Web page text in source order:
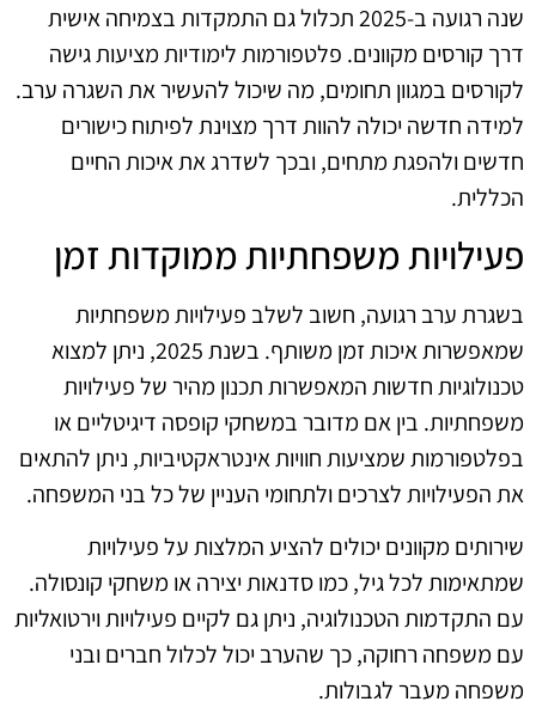
שנה רגועה ב-2025 תכלול גם התמקדות בצמיחה אישית
דרך קורסים מקוונים. פלטפורמות לימודיות מציעות גישה
לקורסים במגוון תחומים, מה שיכול להעשיר את השגרה ערב.
למידה חדשה יכולה להוות דרך מצוינת לפיתוח כישורים
חדשים ולהפגת מתחים, ובכך לשדרג את איכות החיים
הכללית.
פעילויות משפחתיות ממוקדות זמן
בשגרת ערב רגועה, חשוב לשלב פעילויות משפחתיות
שמאפשרות איכות זמן משותף. בשנת 2025, ניתן למצוא
טכנולוגיות חדשות המאפשרות תכנון מהיר של פעילויות
משפחתיות. בין אם מדובר במשחקי קופסה דיגיטליים או
בפלטפורמות שמציעות חוויות אינטראקטיביות, ניתן להתאים
את הפעילויות לצרכים ולתחומי העניין של כל בני המשפחה.
שירותים מקוונים יכולים להציע המלצות על פעילויות
שמתאימות לכל גיל, כמו סדנאות יצירה או משחקי קונסולה.
עם התקדמות הטכנולוגיה, ניתן גם לקיים פעילויות וירטואליות
עם משפחה רחוקה, כך שהערב יכול לכלול חברים ובני
משפחה מעבר לגבולות.